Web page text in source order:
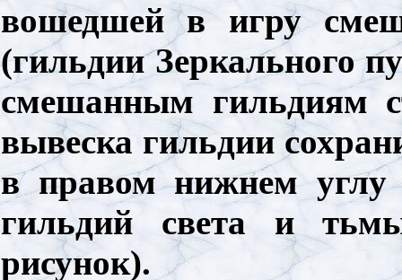
вошедшей в игру
(гильдии Зеркального
смешанным гильдиям
вывеска гильдии
в правом нижнем
гильдий света и
рисунок).